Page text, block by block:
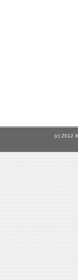
(c) 2012